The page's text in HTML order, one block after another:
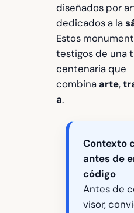
diseñados por
dedicados a la
Estos
testigos de una
centenaria que
combina arte,
a.
Contexto
antes de
código
Antes de
visor,